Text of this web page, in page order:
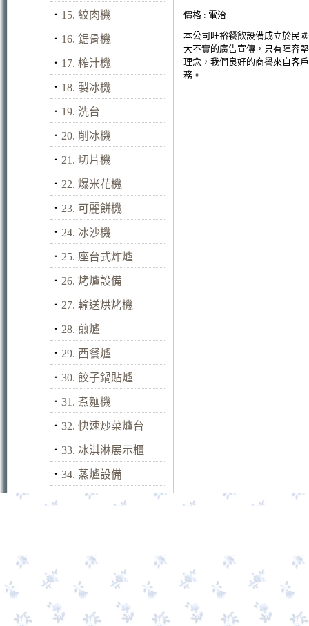
． 15. 絞肉機
． 16. 鋸骨機
． 17. 榨汁機
． 18. 製冰機
． 19. 洗台
． 20. 削冰機
． 21. 切片機
． 22. 爆米花機
． 23. 可麗餅機
． 24. 冰沙機
． 25. 座台式炸爐
． 26. 烤爐設備
． 27. 輸送烘烤機
． 28. 煎爐
． 29. 西餐爐
． 30. 餃子鍋貼爐
． 31. 煮麵機
． 32. 快速炒菜爐台
． 33. 冰淇淋展示櫃
． 34. 蒸爐設備
價格 : 電洽
本公司旺裕餐飲設備成立於民
大不實的廣告宣傳，只有陣容
理念，我們良好的商譽來自客
務。